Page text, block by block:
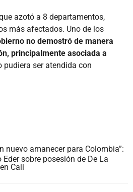
azotó a 8 departamentos,
más afectados. Uno de los
no demostró de manera
principalmente asociada a
pudiera ser atendida con
nuevo amanecer para Colombia”:
Eder sobre posesión de De La
Cali